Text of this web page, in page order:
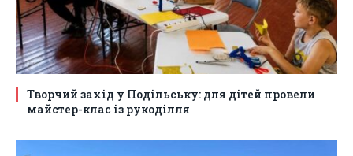
Творчий захід у Подільську: для дітей провели
майстер-клас із рукоділля